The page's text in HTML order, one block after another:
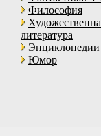
Философия
литература
Энциклопедии
Юмор